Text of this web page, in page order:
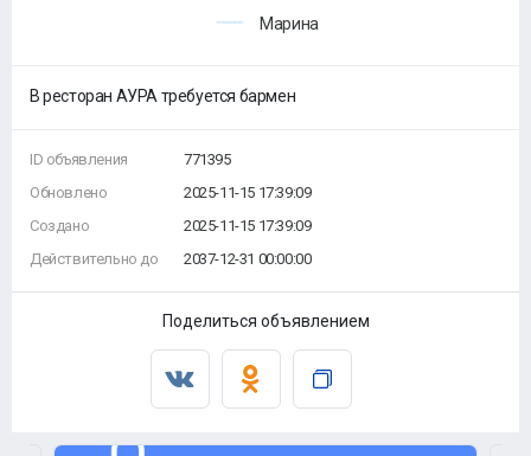
Марина
В ресторан АУРА требуется бармен
ID объявления
Обновлено
Создано
Действительно до
771395
2025-11-15 17:39:09
2025-11-15 17:39:09
2037-12-31 00:00:00
Поделиться объявлением